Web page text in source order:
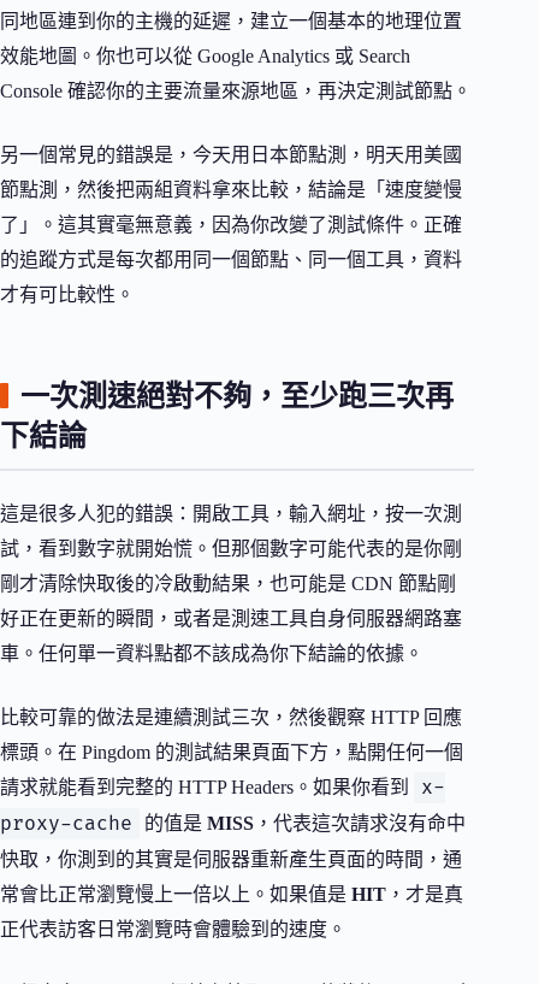
同地區連到你的主機的延遲，建立一個基本的地理位置
效能地圖。你也可以從 Google Analytics 或 Search
Console 確認你的主要流量來源地區，再決定測試節點。
另一個常見的錯誤是，今天用日本節點測，明天用美國
節點測，然後把兩組資料拿來比較，結論是「速度變慢
了」。這其實毫無意義，因為你改變了測試條件。正確
的追蹤方式是每次都用同一個節點、同一個工具，資料
才有可比較性。
一次測速絕對不夠，至少跑三次再
下結論
這是很多人犯的錯誤：開啟工具，輸入網址，按一次測
試，看到數字就開始慌。但那個數字可能代表的是你剛
剛才清除快取後的冷啟動結果，也可能是 CDN 節點剛
好正在更新的瞬間，或者是測速工具自身伺服器網路塞
車。任何單一資料點都不該成為你下結論的依據。
比較可靠的做法是連續測試三次，然後觀察 HTTP 回應
標頭。在 Pingdom 的測試結果頁面下方，點開任何一個
請求就能看到完整的 HTTP Headers。如果你看到
x-
proxy-cache
的值是 MISS ，代表這次請求沒有命中
快取，你測到的其實是伺服器重新產生頁面的時間，通
常會比正常瀏覽慢上一倍以上。如果值是 HIT ，才是真
正代表訪客日常瀏覽時會體驗到的速度。